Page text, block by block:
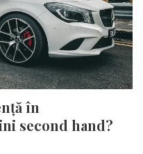
în
second hand?